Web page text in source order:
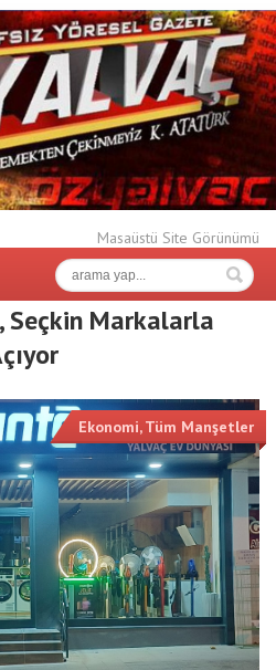
Masaüstü Site Görünümü
Seçkin Markalarla
Ekonomi,Tüm Manşetler